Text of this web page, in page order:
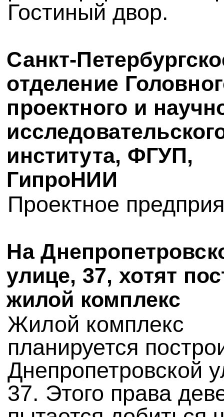
Гостиный двор.
Санкт-
отделение
проектного и
института, ФГУП,
ГипроНИИ
Проектное
На
улице, 37, хотят
жилой комплекс
Жилой комплекс
планируется
Днепропетровской
37. Этого права